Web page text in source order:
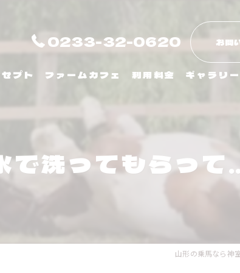
0233-32-0620 お問
プト ファームカフェ 利用料金 ギャラリー
で洗ってもらって
山形の乗馬なら神